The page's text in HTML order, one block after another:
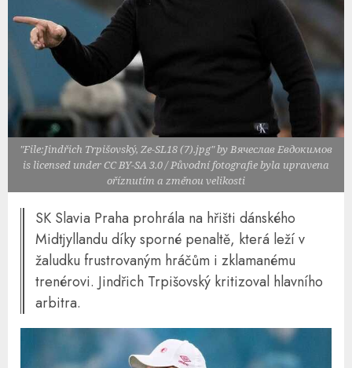
"File:Jindřich Trpišovský, Ze-SL18 (7).jpg" by Вячеслав Евдокимов
is licensed under CC BY-SA 3.0 / Původní fotografie byla upravena
oříznutím a změnou velikosti
SK Slavia Praha prohrála na hřišti dánského
Midtjyllandu díky sporné penaltě, která leží v
žaludku frustrovaným hráčům i zklamanému
trenérovi. Jindřich Trpišovský kritizoval hlavního
arbitra.